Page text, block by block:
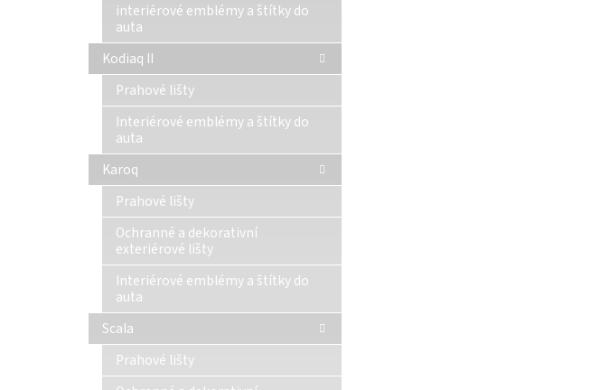
interiérové emblémy a štítky do
auta
Kodiaq II
Prahové lišty
Interiérové emblémy a štítky do
auta
Karoq
Prahové lišty
Ochranné a dekorativní
exteriérové lišty
Interiérové emblémy a štítky do
auta
Scala
Prahové lišty